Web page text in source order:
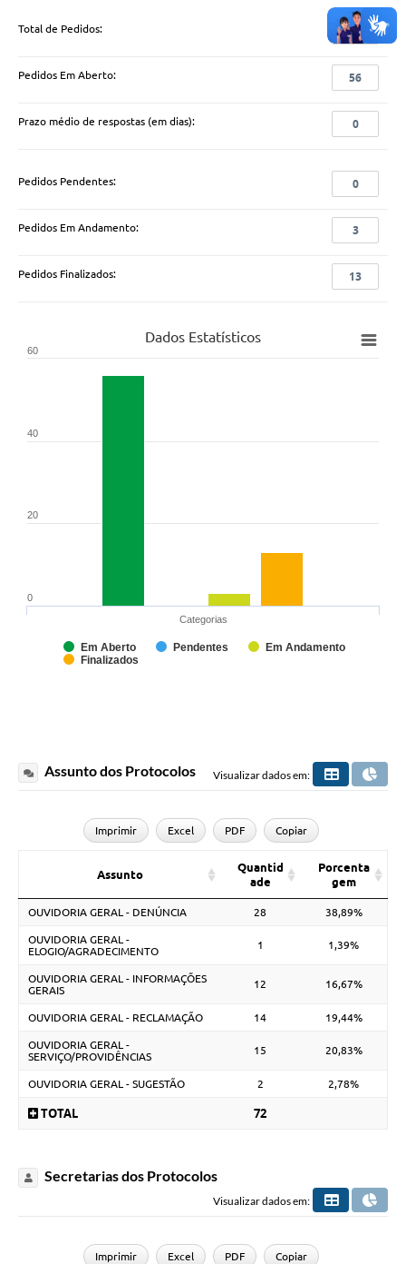
Total de Pedidos: 72
Pedidos Em Aberto: 56
Prazo médio de respostas (em dias): 0
Pedidos Pendentes: 0
Pedidos Em Andamento: 3
Pedidos Finalizados: 13
Dados Estatísticos
Categorias
Em Aberto Pendentes
Em Andamento
Finalizados
0
20
40
60
Assunto dos Protocolos Visualizar dados em:
Imprimir Excel PDF Copiar
Assunto
Quantid
ade
Porcenta
gem
OUVIDORIA GERAL - DENÚNCIA 28 38,89%
OUVIDORIA GERAL -
ELOGIO/AGRADECIMENTO
1 1,39%
OUVIDORIA GERAL - INFORMAÇÕES
GERAIS
12 16,67%
OUVIDORIA GERAL - RECLAMAÇÃO 14 19,44%
OUVIDORIA GERAL -
SERVIÇO/PROVIDÊNCIAS
15 20,83%
OUVIDORIA GERAL - SUGESTÃO 2 2,78%
TOTAL 72
Secretarias dos Protocolos
Visualizar dados em:
Imprimir Excel PDF Copiar